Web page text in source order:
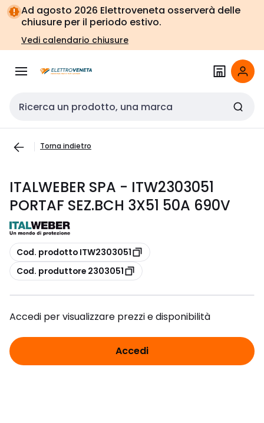
Vai alla
navigazione
Vai
alla
pagina
Ad agosto 2026 Elettroveneta osserverà delle
chiusure per il periodo estivo.
Vedi calendario chiusure
Cerca input
Torna indietro
ITALWEBER SPA - ITW2303051
PORTAF SEZ.BCH 3X51 50A 690V
copia
Cod. prodotto ITW2303051
copia
Cod. produttore 2303051
Accedi per visualizzare prezzi e disponibilità
Accedi